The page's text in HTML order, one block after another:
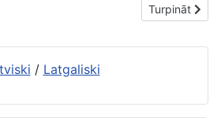
tikšanās ar rakstnieku Andri Kalnozolu
Nākamais
Turpināt
/ Latgaliski